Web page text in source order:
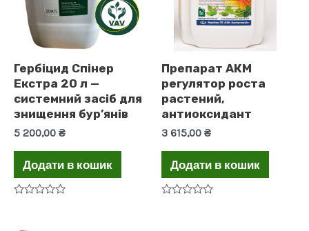
Гербіцид Спінер
Екстра 20 л —
системний засіб для
знищення бур’янів
5 200,00 ₴
Додати в кошик
Препарат АКМ
регулятор роста
растений,
антиоксидант
3 615,00 ₴
Додати в кошик